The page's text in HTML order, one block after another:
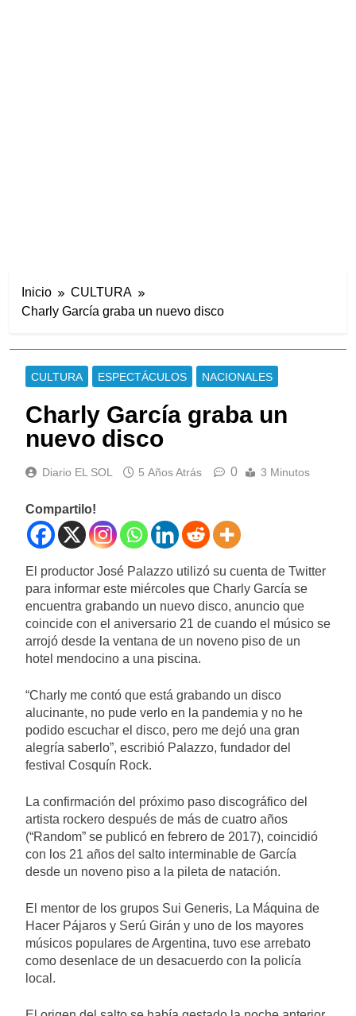
Inicio
CULTURA
Charly García graba un nuevo disco
CULTURA ESPECTÁCULOS NACIONALES
Charly García graba un
nuevo disco
Diario EL SOL 5 Años Atrás 0 3 Minutos
Compartilo!
El productor José Palazzo utilizó su cuenta de Twitter
para informar este miércoles que Charly García se
encuentra grabando un nuevo disco, anuncio que
coincide con el aniversario 21 de cuando el músico se
arrojó desde la ventana de un noveno piso de un
hotel mendocino a una piscina.
“Charly me contó que está grabando un disco
alucinante, no pude verlo en la pandemia y no he
podido escuchar el disco, pero me dejó una gran
alegría saberlo”, escribió Palazzo, fundador del
festival Cosquín Rock.
La confirmación del próximo paso discográfico del
artista rockero después de más de cuatro años
(“Random” se publicó en febrero de 2017), coincidió
con los 21 años del salto interminable de García
desde un noveno piso a la pileta de natación.
El mentor de los grupos Sui Generis, La Máquina de
Hacer Pájaros y Serú Girán y uno de los mayores
músicos populares de Argentina, tuvo ese arrebato
como desenlace de un desacuerdo con la policía
local.